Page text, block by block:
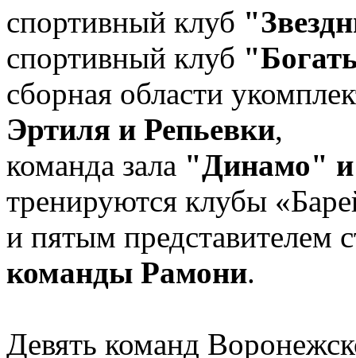
спортивный клуб
спортивный клуб
сборная области
Эртиля и Репьевки,
команда зала "Динамо" и
тренируются клубы
и пятым представителем
команды Рамони.
Девять команд